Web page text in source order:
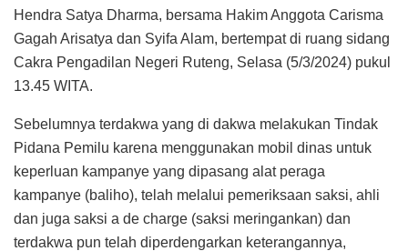
Hendra Satya Dharma, bersama Hakim Anggota Carisma
Gagah Arisatya dan Syifa Alam, bertempat di ruang sidang
Cakra Pengadilan Negeri Ruteng, Selasa (5/3/2024) pukul
13.45 WITA.
Sebelumnya terdakwa yang di dakwa melakukan Tindak
Pidana Pemilu karena menggunakan mobil dinas untuk
keperluan kampanye yang dipasang alat peraga
kampanye (baliho), telah melalui pemeriksaan saksi, ahli
dan juga saksi a de charge (saksi meringankan) dan
terdakwa pun telah diperdengarkan keterangannya,